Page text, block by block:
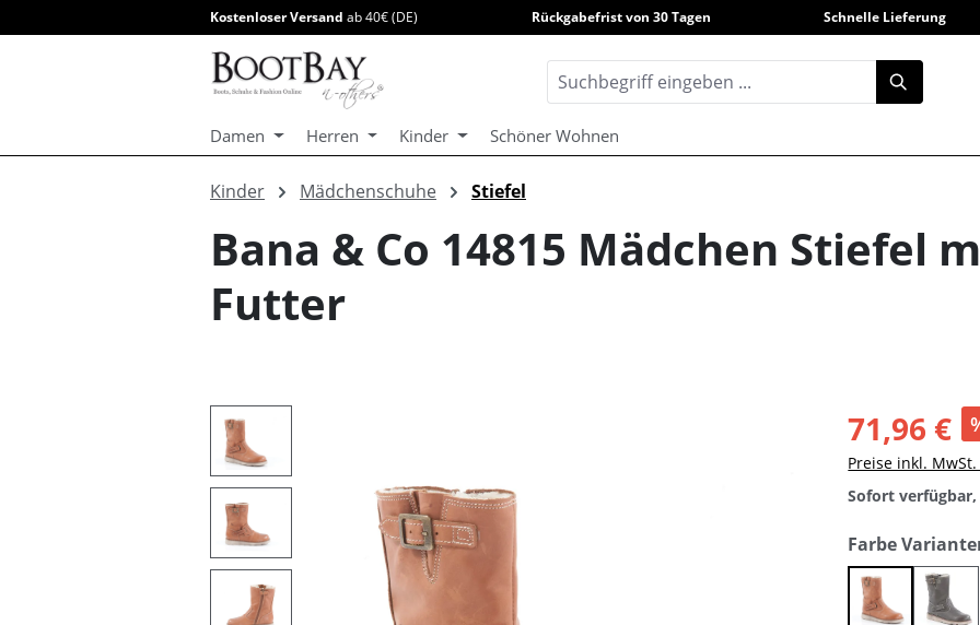
Zur Hauptnavigation springen
Kostenloser Versand ab 40€ (DE) Rückgabefrist von 30 Tagen Schnelle Lieferung
Damen Herren Kinder Schöner Wohnen
Kinder Mädchenschuhe Stiefel
Bana & Co 14815 Mädchen Stiefel
Futter
Bildergalerie überspringen 71,96 €
Preise inkl.
Sofort
Farbe
braun grau